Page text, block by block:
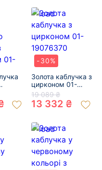
-30%
Золота каблучка з
цирконом 01-
19076370
19 089 ₴
13 332 ₴